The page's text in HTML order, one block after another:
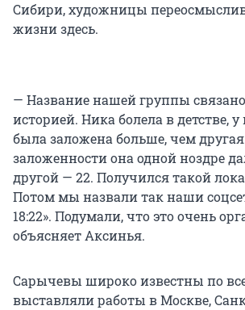
Сибири, художницы
жизни здесь.
— Название нашей группы
историей. Ника болела в детстве,
была заложена больше, чем
заложенности она одной ноздре
другой — 22. Получился такой
Потом мы назвали так наши
18:22». Подумали, что это очень
объясняет Аксинья.
Сарычевы широко известны по
выставляли работы в Москве,